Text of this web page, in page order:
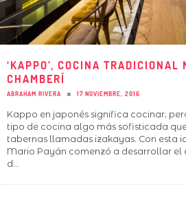
‘KAPPO’, COCINA TRADICIONAL
CHAMBERÍ
ABRAHAM RIVERA 17 NOVIEMBRE, 2016
Kappo en japonés significa cocinar;
tipo de cocina algo más sofisticada
tabernas llamadas izakayas. Con esta
Mario Payán comenzó a desarrollar el
d ...